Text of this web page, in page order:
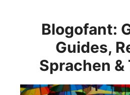
Blogofant:
Guides,
Sprachen &